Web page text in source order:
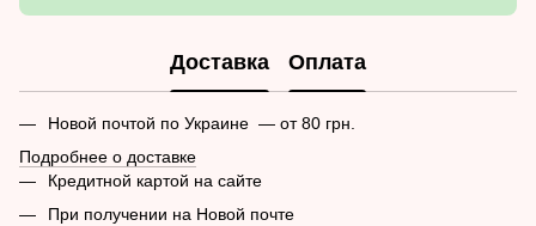
Доставка Оплата
Новой почтой по Украине — от 80 грн.
Подробнее о доставке
Кредитной картой на сайте
При получении на Новой почте